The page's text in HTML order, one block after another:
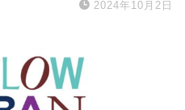
2024年10月2日